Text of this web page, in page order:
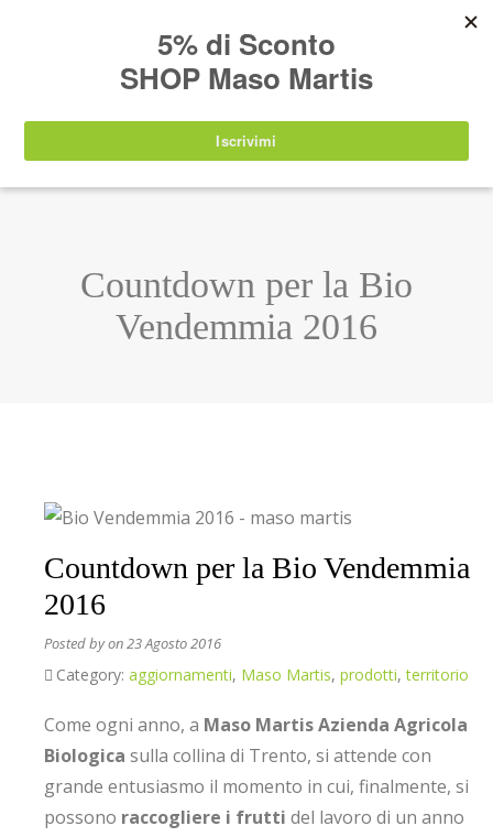
IT EN DE SHOP
Countdown per la Bio
Vendemmia 2016
Countdown per la Bio Vendemmia
2016
Posted byon 23 Agosto 2016
Category: aggiornamenti, Maso Martis, prodotti,territorio
Come ogni anno, a Maso Martis Azienda Agricola
Biologica sulla collina di Trento, si attende con
grande entusiasmo il momento in cui, finalmente, si
possono raccogliere i frutti del lavoro di un anno
nuovamente disponibili a partire da
agosto 2026.